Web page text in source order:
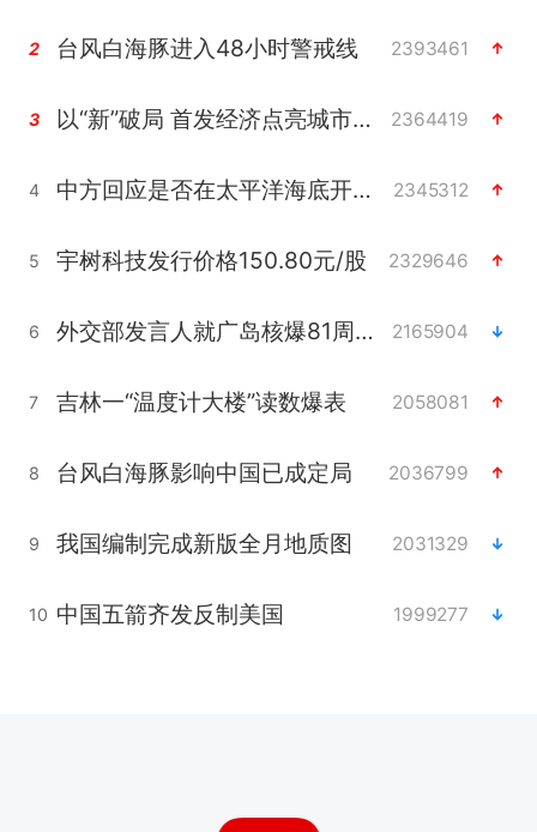
2 台风白海豚进入48小时警戒线 2393461
3 以“新”破局 首发经济点亮城市消费活力 2364419
4 中方回应是否在太平洋海底开采稀土 2345312
5 宇树科技发行价格150.80元/股 2329646
6 外交部发言人就广岛核爆81周年等答记者问 2165904
7 吉林一“温度计大楼”读数爆表 2058081
8 台风白海豚影响中国已成定局 2036799
9 我国编制完成新版全月地质图 2031329
10 中国五箭齐发反制美国 1999277